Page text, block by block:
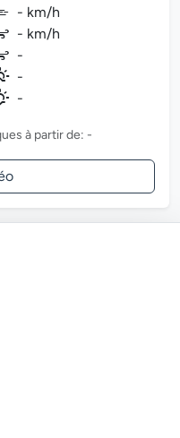
- km/h
- km/h
-
-
-
à partir de: -